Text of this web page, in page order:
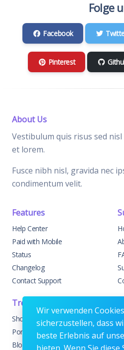
Folge
Facebook
Pinterest
About Us
Vestibulum quis risus sed
et lorem.
Fusce nibh nisl, gravida nec
condimentum velit.
Features
Help Center
Paid with Mobile
Status
Changelog
Contact Support
Trending
Shop
Portfolio
Blog
Wir verwenden
sicherzustellen, dass
beste Erlebnis auf